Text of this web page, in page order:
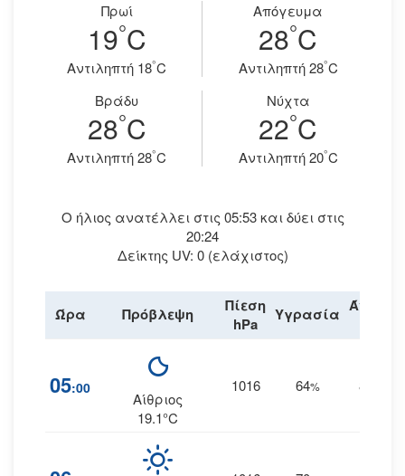
Πρωί
19°C
Aντιληπτή 18°C
Απόγευμα
28°C
Aντιληπτή 28°C
Βράδυ
28°C
Aντιληπτή 28°C
Νύχτα
22°C
Aντιληπτή 20°C
Ο ήλιος ανατέλλει στις 05:53 και δύει στις
20:24
Δείκτης UV: 0 (ελάχιστος)
Ώρα Πρόβλεψη
Πίεση
hPa
Υγρασία Άνεμος
05:00
Αίθριος
19.1°C
1016 64% 8